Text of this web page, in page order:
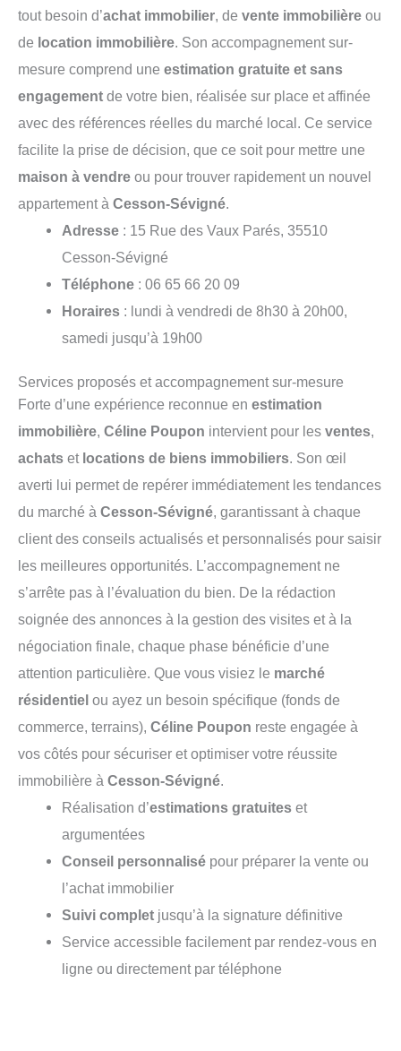
tout besoin d’achat immobilier, de vente immobilière ou
de location immobilière. Son accompagnement sur-
mesure comprend une estimation gratuite et sans
engagement de votre bien, réalisée sur place et affinée
avec des références réelles du marché local. Ce service
facilite la prise de décision, que ce soit pour mettre une
maison à vendre ou pour trouver rapidement un nouvel
appartement à Cesson-Sévigné.
Adresse : 15 Rue des Vaux Parés, 35510
Cesson-Sévigné
Téléphone : 06 65 66 20 09
Horaires : lundi à vendredi de 8h30 à 20h00,
samedi jusqu’à 19h00
Services proposés et accompagnement sur-mesure
Forte d’une expérience reconnue en estimation
immobilière, Céline Poupon intervient pour les ventes,
achats et locations de biens immobiliers. Son œil
averti lui permet de repérer immédiatement les tendances
du marché à Cesson-Sévigné, garantissant à chaque
client des conseils actualisés et personnalisés pour saisir
les meilleures opportunités. L’accompagnement ne
s’arrête pas à l’évaluation du bien. De la rédaction
soignée des annonces à la gestion des visites et à la
négociation finale, chaque phase bénéficie d’une
attention particulière. Que vous visiez le marché
résidentiel ou ayez un besoin spécifique (fonds de
commerce, terrains), Céline Poupon reste engagée à
vos côtés pour sécuriser et optimiser votre réussite
immobilière à Cesson-Sévigné.
Réalisation d’estimations gratuites et
argumentées
Conseil personnalisé pour préparer la vente ou
l’achat immobilier
Suivi complet jusqu’à la signature définitive
Service accessible facilement par rendez-vous en
ligne ou directement par téléphone